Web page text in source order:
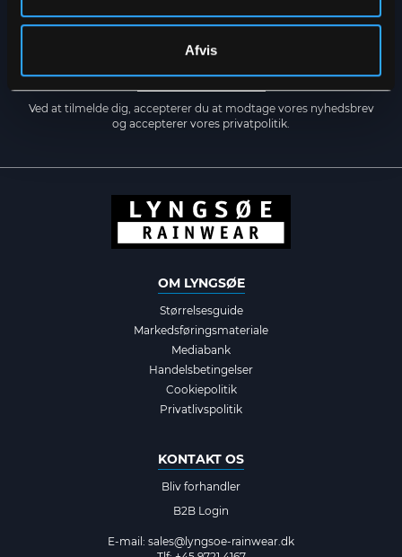
Afvis
TILMELD
Ved at tilmelde dig, accepterer du at modtage vores nyhedsbrev
og accepterer vores privatpolitik.
OM LYNGSØE
Størrelsesguide
Markedsføringsmateriale
Mediabank
Handelsbetingelser
Cookiepolitik
Privatlivspolitik
KONTAKT OS
Bliv forhandler
B2B Login
E-mail: sales@lyngsoe-rainwear.dk